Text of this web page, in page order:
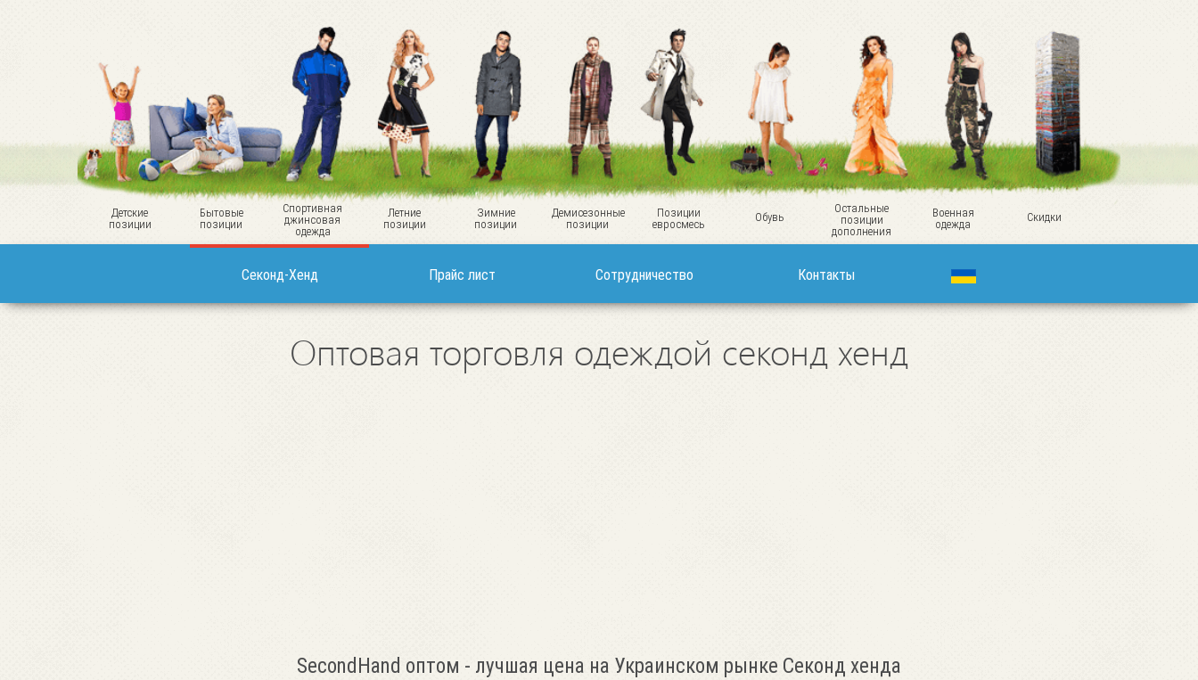
Детские
позиции
Бытовые
позиции
Спортивная
джинсовая
одежда
Летние
позиции
Зимние
позиции
Демисезонные
позиции
Позиции
евросмесь
Обувь
Остальные
позиции
дополнения
Военная
одежда
Скидки
Секонд-Хенд Прайс лист Сотрудничество Контакты
Оптовая торговля одеждой секонд хенд
SecondHand оптом - лучшая цена на Украинском рынке Секонд хенда